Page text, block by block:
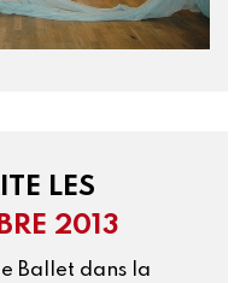
LES
2013
Ballet dans la